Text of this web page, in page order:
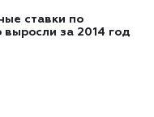
ставки по
за 2014 год